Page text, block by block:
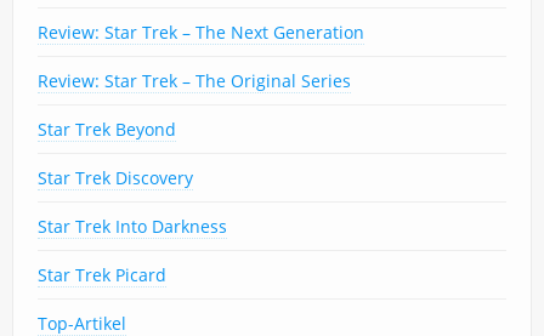
Review: Star Trek – The Next Generation
Review: Star Trek – The Original Series
Star Trek Beyond
Star Trek Discovery
Star Trek Into Darkness
Star Trek Picard
Top-Artikel